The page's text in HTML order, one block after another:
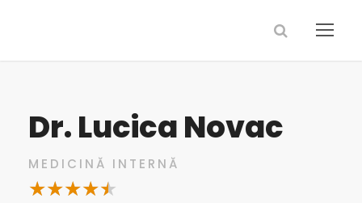
Dr. Lucica Novac
MEDICINĂ INTERNĂ